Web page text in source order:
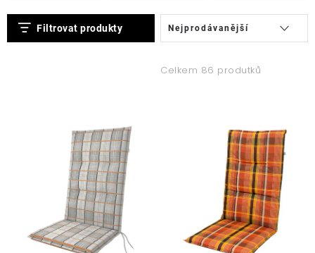
Filtrovat produkty
V
ý
Celkem 86 produtků
Ř
a
z
Nejprodávanější